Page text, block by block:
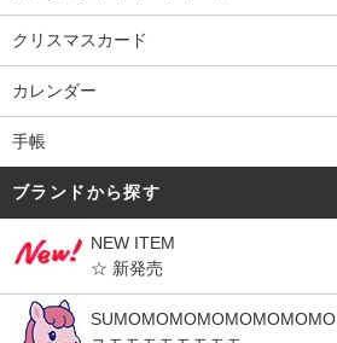
クリスマスカード
カレンダー
手帳
ブランドから探す
NEW ITEM
☆ 新発売
SUMOMOMOMOMOMOMOMO